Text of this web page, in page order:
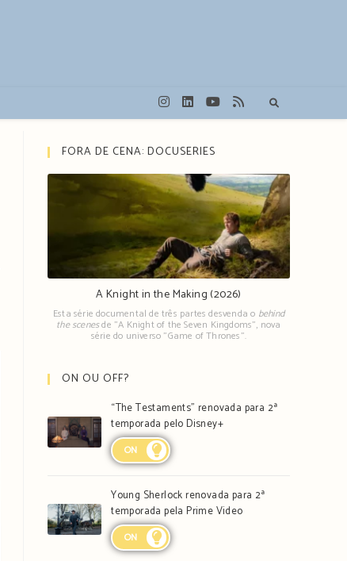
FORA DE CENA: DOCUSERIES
A Knight in the Making (2026)
Esta série documental de três partes desvenda o behind
the scenesde "A Knight of the Seven Kingdoms", nova
série do universo "Game of Thrones".
ON OU OFF?
“The Testaments” renovada para 2ª
temporada pelo Disney+
ON
Young Sherlock renovada para 2ª
temporada pela Prime Video
ON